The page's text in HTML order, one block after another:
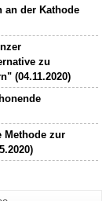
an der Kathode
zu
(04.11.2020)
Methode zur